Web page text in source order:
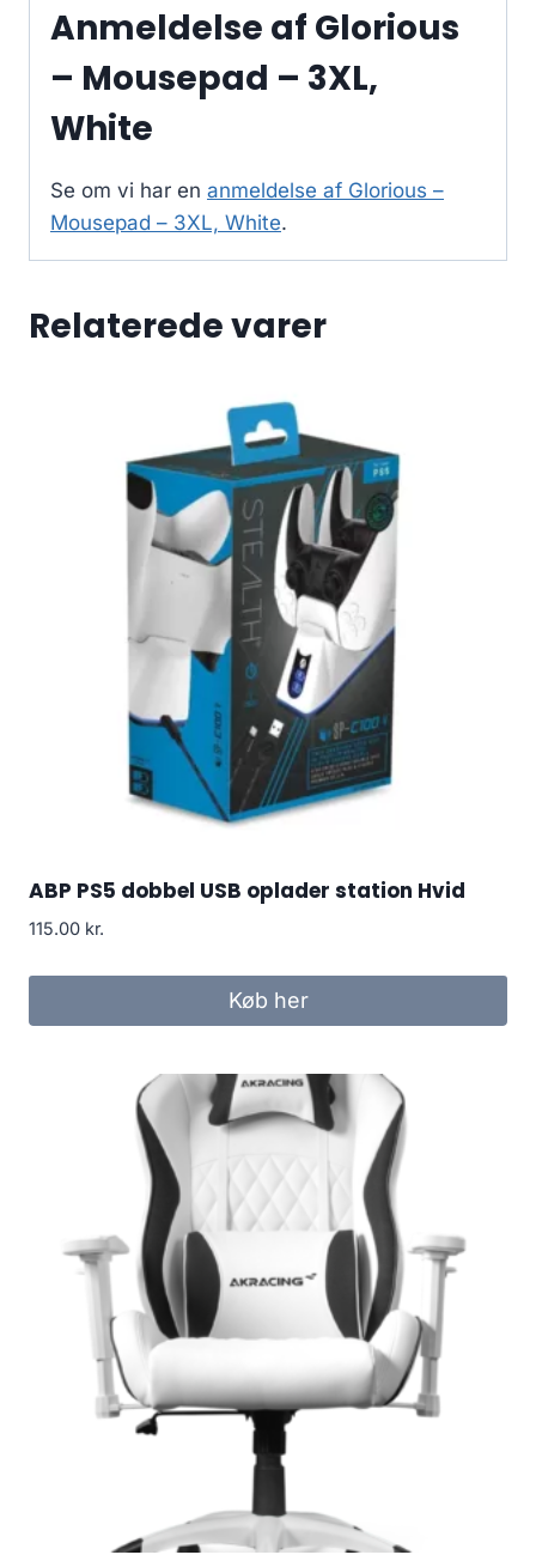
Anmeldelse af Glorious
– Mousepad – 3XL,
White
Se om vi har en anmeldelse af Glorious –
Mousepad – 3XL, White.
Relaterede varer
ABP PS5 dobbel USB oplader station Hvid
115.00 kr.
Køb her